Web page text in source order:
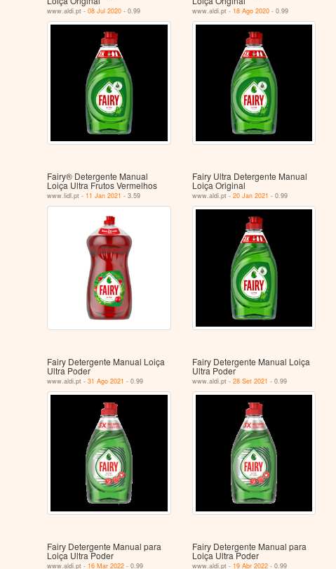
www.aldi.pt -08 Jul 2020 - 0.99 www.aldi.pt - 18 Ago 2020- 0.99
Fairy® Detergente Manual
Loiça Ultra Frutos Vermelhos
www.lidl.pt - 11 Jan 2021 - 3.59
Fairy Ultra Detergente Manual
Loiça Original
www.aldi.pt - 20 Jan 2021 - 0.99
Fairy Detergente Manual Loiça
Ultra Poder
www.aldi.pt -31 Ago 2021 - 0.99
Fairy Detergente Manual Loiça
Ultra Poder
www.aldi.pt - 28 Set 2021 - 0.99
Fairy Detergente Manual para
Loiça Ultra Poder
www.aldi.pt - 16 Mar 2022 - 0.99
Fairy Detergente Manual para
Loiça Ultra Poder
www.aldi.pt - 19 Abr 2022- 0.99